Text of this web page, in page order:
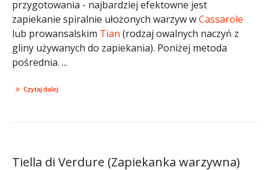
przygotowania - najbardziej efektowne jest
zapiekanie spiralnie ułożonych warzyw wCassarole
lub prowansalskim Tian (rodzaj owalnych naczyń z
gliny używanych do zapiekania). Poniżej metoda
pośrednia. ...
Czytaj dalej
Tiella di Verdure (Zapiekanka warzywna)